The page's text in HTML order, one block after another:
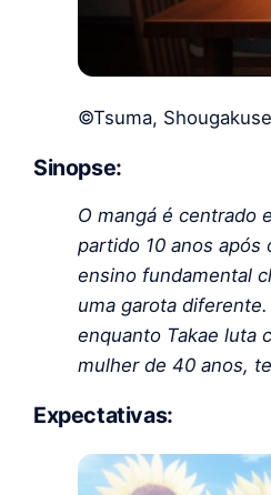
©Tsuma,
Sinopse:
O mangá é centrado
partido 10 anos após
ensino fundamental
uma garota
enquanto Takae luta
mulher de 40 anos,
Expectativas: